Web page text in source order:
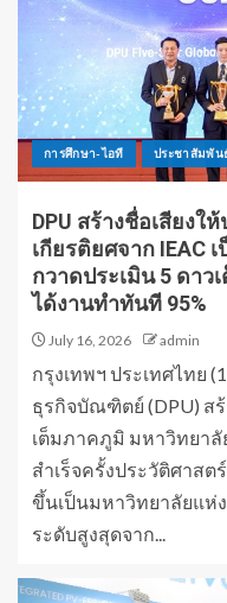
การศึกษา-ไอที ประชาสัมพัน
DPU สร้างชื่อเสียงใ
เกียรติยศจาก IEAC
กวาดประเมิน 5 ดา
ได้งานทำทันที 95%
July 16, 2026 admin
กรุงเทพฯ ประเทศไทย
ธุรกิจบัณฑิตย์ (DPU) สร้
เต็มภาคภูมิ มหาวิทยา
สำเร็จครั้งประวัติศาส
ขึ้นเป็นมหาวิทยาลัยแห่
ระดับสูงสุดจาก...